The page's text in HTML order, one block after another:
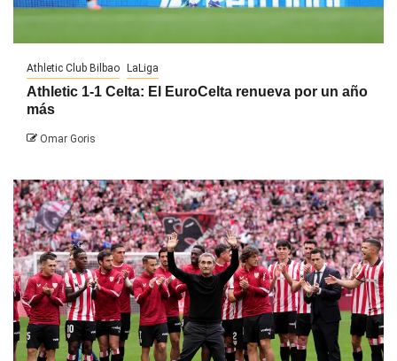
Athletic Club Bilbao LaLiga
Athletic 1-1 Celta: El EuroCelta renueva por un año
más
Omar Goris